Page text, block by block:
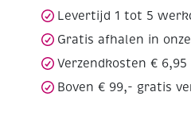
Levertijd 1 tot 5
Gratis afhalen in
Verzendkosten € 6,95
Boven € 99,- gratis